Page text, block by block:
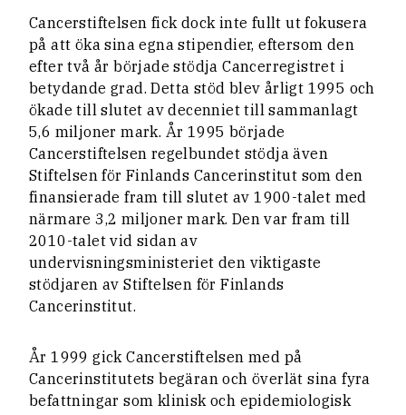
Cancerstiftelsen fick dock inte fullt ut fokusera
på att öka sina egna stipendier, eftersom den
efter två år började stödja Cancerregistret i
betydande grad. Detta stöd blev årligt 1995 och
ökade till slutet av decenniet till sammanlagt
5,6 miljoner mark. År 1995 började
Cancerstiftelsen regelbundet stödja även
Stiftelsen för Finlands Cancerinstitut som den
finansierade fram till slutet av 1900-talet med
närmare 3,2 miljoner mark. Den var fram till
2010-talet vid sidan av
undervisningsministeriet den viktigaste
stödjaren av Stiftelsen för Finlands
Cancerinstitut.
År 1999 gick Cancerstiftelsen med på
Cancerinstitutets begäran och överlät sina fyra
befattningar som klinisk och epidemiologisk